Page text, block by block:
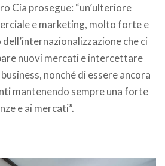
Cia prosegue: “un’ulteriore
e marketing, molto forte e
che ci
nuovi mercati e intercettare
nonché di essere ancora
mantenendo sempre una forte
e ai mercati”.